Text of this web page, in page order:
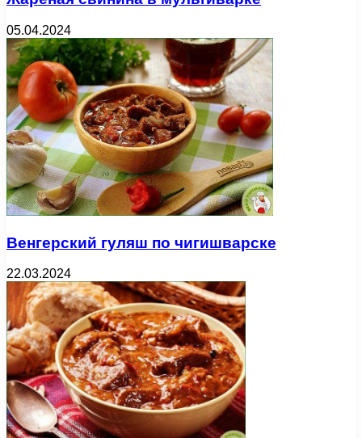
05.04.2024
Венгерский гуляш по чигишварске
22.03.2024